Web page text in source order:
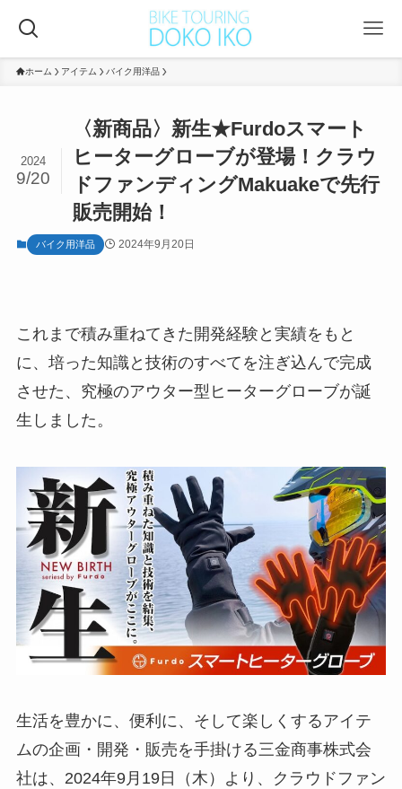
ホーム アイテム バイク用洋品
〈新商品〉新生★Furdoスマート
ヒーターグローブが登場！クラウ
ドファンディングMakuakeで先行
販売開始！
2024
9/20
バイク用洋品 2024年9月20日
これまで積み重ねてきた開発経験と実績をもと
に、培った知識と技術のすべてを注ぎ込んで完成
させた、究極のアウター型ヒーターグローブが誕
生しました。
生活を豊かに、便利に、そして楽しくするアイテ
ムの企画・開発・販売を手掛ける三金商事株式会
社は、2024年9月19日（木）より、クラウドファン